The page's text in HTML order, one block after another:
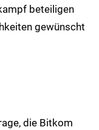
beteiligen
gewünscht
die Bitkom